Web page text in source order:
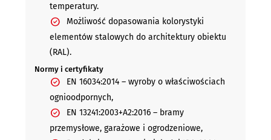
temperatury.
Możliwość dopasowania kolorystyki
elementów stalowych do architektury obiektu
(RAL).
Normy i certyfikaty
EN 16034:2014 – wyroby o właściwościach
ognioodpornych,
EN 13241:2003+A2:2016 – bramy
przemysłowe, garażowe i ogrodzeniowe,